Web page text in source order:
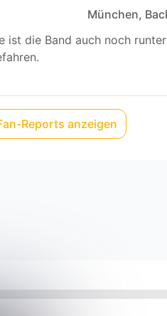
München,
die Band auch noch
Reports anzeigen